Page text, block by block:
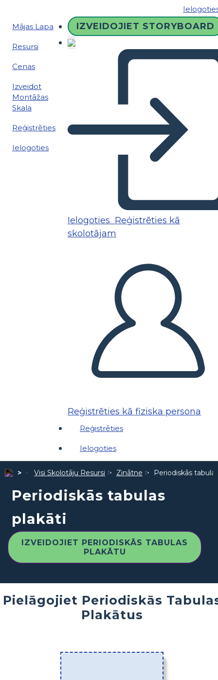
Mājas Lapa
Resursi
Cenas
Izveidot
Montāžas
Skala
Reģistrēties
Ielogoties
IZVEIDOJIET STORYBOARD
Ielogoties Reģistrēties kā
skolotājam
Reģistrēties kā fiziska persona
Reģistrēties
Ielogoties
Visi Skolotāju Resursi Zinātne Periodiskās
Periodiskās tabulas
plakāti
IZVEIDOJIET PERIODISKĀS TABULAS
PLAKĀTU
Pielāgojiet Periodiskās
Plakātus